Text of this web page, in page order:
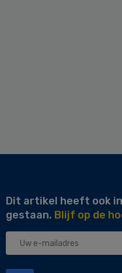
Dit artikel heeft ook
gestaan. Blijf op de
Uw